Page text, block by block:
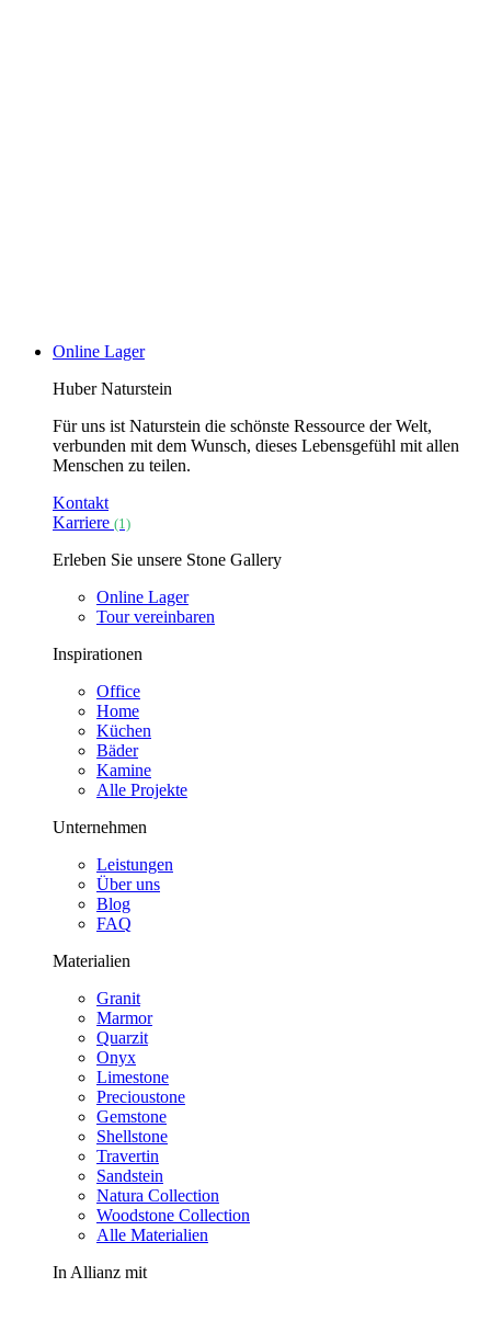
Online Lager
Huber Naturstein
Für uns ist Naturstein die schönste Ressource der Welt,
verbunden mit dem Wunsch, dieses Lebensgefühl mit allen
Menschen zu teilen.
Kontakt
Karriere (1)
Erleben Sie unsere Stone Gallery
Online Lager
Tour vereinbaren
Inspirationen
Office
Home
Küchen
Bäder
Kamine
Alle Projekte
Unternehmen
Leistungen
Über uns
Blog
FAQ
Materialien
Granit
Marmor
Quarzit
Onyx
Limestone
Precioustone
Gemstone
Shellstone
Travertin
Sandstein
Natura Collection
Woodstone Collection
Alle Materialien
In Allianz mit